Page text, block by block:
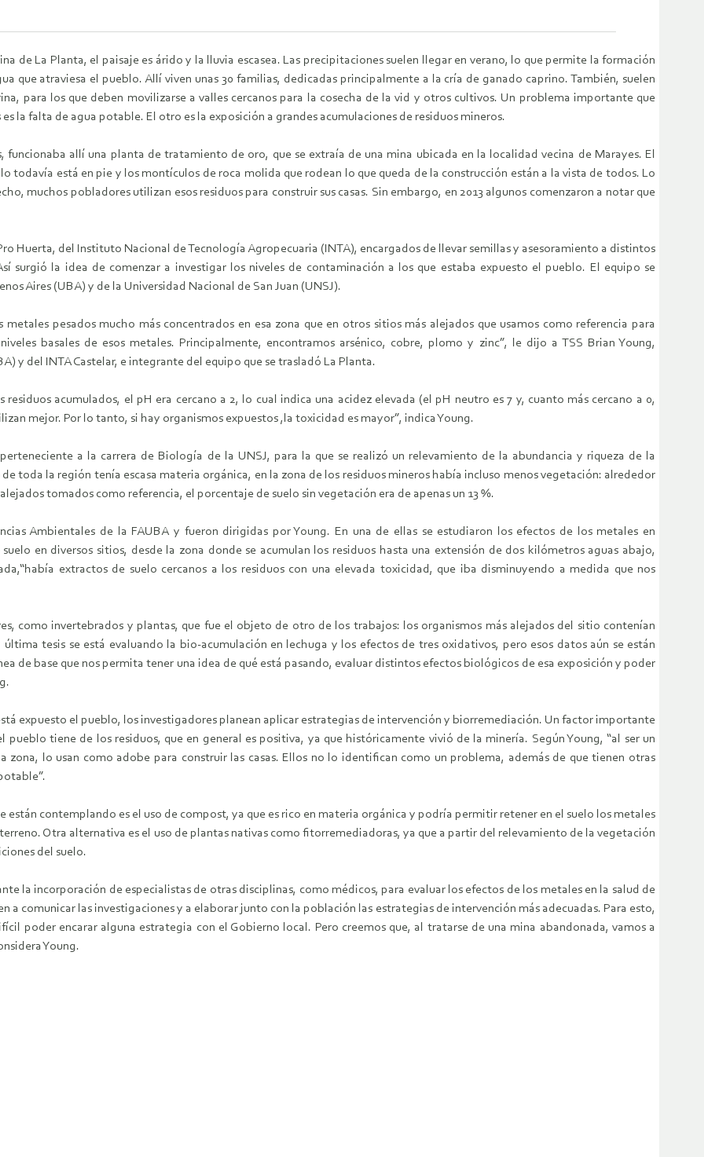
de La Planta, el paisaje es árido y la lluvia escasea. Las precipitaciones suelen llegar en verano, lo que permite la formación
que atraviesa el pueblo. Allí viven unas 30 familias, dedicadas principalmente a la cría de ganado caprino. También, suelen
para los que deben movilizarse a valles cercanos para la cosecha de la vid y otros cultivos. Un problema importante que
la falta de agua potable. El otro es la exposición a grandes acumulaciones de residuos mineros.
funcionaba allí una planta de tratamiento de oro, que se extraía de una mina ubicada en la localidad vecina de Marayes. El
todavía está en pie y los montículos de roca molida que rodean lo que queda de la construcción están a la vista de todos. Lo
muchos pobladores utilizan esos residuos para construir sus casas. Sin embargo, en 2013 algunos comenzaron a notar que
Huerta, del Instituto Nacional de Tecnología Agropecuaria (INTA), encargados de llevar semillas y asesoramiento a distintos
surgió la idea de comenzar a investigar los niveles de contaminación a los que estaba expuesto el pueblo. El equipo se
Aires (UBA) y de la Universidad Nacional de San Juan (UNSJ).
pesados mucho más concentrados en esa zona que en otros sitios más alejados que usamos como referencia para
basales de esos metales. Principalmente, encontramos arsénico, cobre, plomo y zinc”, le dijo a TSS Brian Young,
y del INTA Castelar, e integrante del equipo que se trasladó La Planta.
acumulados, el pH era cercano a 2, lo cual indica una acidez elevada (el pH neutro es 7 y, cuanto más cercano a 0,
mejor. Por lo tanto, si hay organismos expuestos ,la toxicidad es mayor”, indica Young.
a la carrera de Biología de la UNSJ, para la que se realizó un relevamiento de la abundancia y riqueza de la
toda la región tenía escasa materia orgánica, en la zona de los residuos mineros había incluso menos vegetación: alrededor
tomados como referencia, el porcentaje de suelo sin vegetación era de apenas un 13 %.
Ambientales de la FAUBA y fueron dirigidas por Young. En una de ellas se estudiaron los efectos de los metales en
en diversos sitios, desde la zona donde se acumulan los residuos hasta una extensión de dos kilómetros aguas abajo,
extractos de suelo cercanos a los residuos con una elevada toxicidad, que iba disminuyendo a medida que nos
como invertebrados y plantas, que fue el objeto de otro de los trabajos: los organismos más alejados del sitio contenían
tesis se está evaluando la bio-acumulación en lechuga y los efectos de tres oxidativos, pero esos datos aún se están
de base que nos permita tener una idea de qué está pasando, evaluar distintos efectos biológicos de esa exposición y poder
expuesto el pueblo, los investigadores planean aplicar estrategias de intervención y biorremediación. Un factor importante
tiene de los residuos, que en general es positiva, ya que históricamente vivió de la minería. Según Young, “al ser un
zona, lo usan como adobe para construir las casas. Ellos no lo identifican como un problema, además de que tienen otras
están contemplando es el uso de compost, ya que es rico en materia orgánica y podría permitir retener en el suelo los metales
Otra alternativa es el uso de plantas nativas como fitorremediadoras, ya que a partir del relevamiento de la vegetación
del suelo.
la incorporación de especialistas de otras disciplinas, como médicos, para evaluar los efectos de los metales en la salud de
a comunicar las investigaciones y a elaborar junto con la población las estrategias de intervención más adecuadas. Para esto,
poder encarar alguna estrategia con el Gobierno local. Pero creemos que, al tratarse de una mina abandonada, vamos a
Young.